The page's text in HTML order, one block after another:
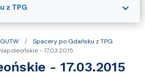
Spacery po Gdańsku z TPG
- 17.03.2015
- 17.03.2015
z TPG expand_more